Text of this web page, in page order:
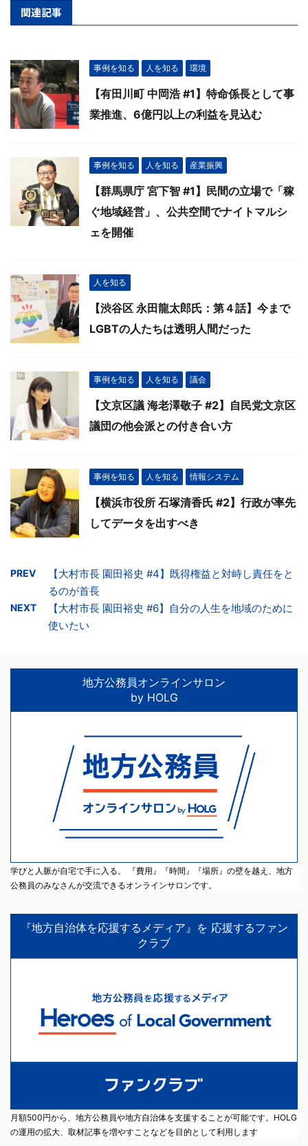
関連記事
事例を知る 人を知る 環境
【有田川町 中岡浩 #1】特命係長として事
業推進、6億円以上の利益を見込む
事例を知る 人を知る 産業振興
【群馬県庁 宮下智 #1】民間の立場で「稼
ぐ地域経営」、公共空間でナイトマルシ
ェを開催
人を知る
【渋谷区 永田龍太郎氏：第４話】今まで
LGBTの人たちは透明人間だった
事例を知る 人を知る 議会
【文京区議 海老澤敬子 #2】自民党文京区
議団の他会派との付き合い方
事例を知る 人を知る 情報システム
【横浜市役所 石塚清香氏 #2】行政が率先
してデータを出すべき
PREV
【大村市長 園田裕史 #4】既得権益と対峙し責任をと
るのが首長
NEXT
【大村市長 園田裕史 #6】自分の人生を地域のために
使いたい
地方公務員オンラインサロン
by HOLG
学びと人脈が自宅で手に入る。 『費用』『時間』『場所』の壁を越え、地方
公務員のみなさんが交流できるオンラインサロンです。
『地方自治体を応援するメディア』を 応援するファン
クラブ
月額500円から、地方公務員や地方自治体を支援することが可能です。HOLG
の運用の拡大、取材記事を増やすことなどを目的として利用します